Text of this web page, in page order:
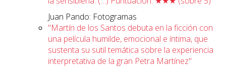
Juan Pando: Fotogramas
"Martín de los Santos debuta en la ficción con
una película humilde, emocional e íntima, que
sustenta su sutil temática sobre la experiencia
interpretativa de la gran Petra Martínez"